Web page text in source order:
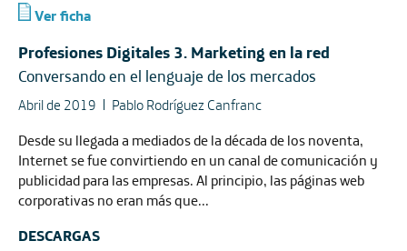
Ver ficha
Profesiones Digitales 3. Marketing en la red
Conversando en el lenguaje de los mercados
Abril de 2019
Pablo Rodríguez Canfranc
Desde su llegada a mediados de la década de los noventa,
Internet se fue convirtiendo en un canal de comunicación y
publicidad para las empresas. Al principio, las páginas web
corporativas no eran más que...
DESCARGAS